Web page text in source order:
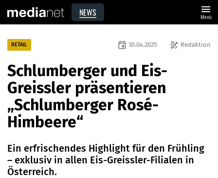
NEWS menu
Menü
RETAIL draw Redaktion
event 30.04.2025
Schlumberger und Eis-
Greissler präsentieren
„Schlumberger Rosé-
Himbeere“
Ein erfrischendes Highlight für den Frühling
– exklusiv in allen Eis-Greissler-Filialen in
Österreich.